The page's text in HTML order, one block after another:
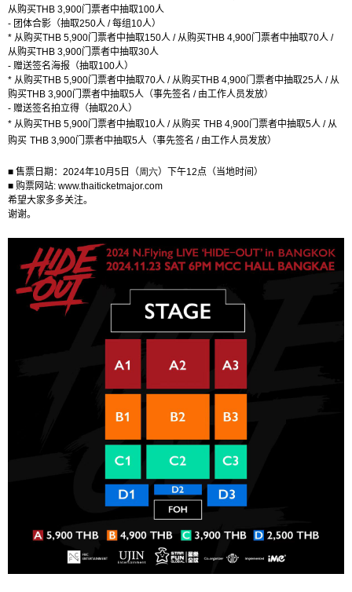
从购买THB 3,900门票者中抽取100人
- 团体合影（抽取250人 /每组 10人）
* 从购买THB 5,900门票者中抽取150人 /从购买THB 4,900门票者中抽取70人 /
从购买THB 3,900门票者中抽取30人
- 赠送签名海报（抽取100人）
* 从购买THB 5,900门票者中抽取70人 /从购买THB 4,900门票者中抽取25人 /从
购买THB 3,900门票者中抽取5人 （事先签名 / 由工作人员发放）
- 赠送签名拍立得（抽取20人）
* 从购买THB 5,900门票者中抽取10人 /从购买 THB 4,900门票者中抽取5人 /从
购买 THB 3,900门票者中抽取5人 （事先签名 / 由工作人员发放）
■ 售票日期： 2024年10月 5 日（周六）下午12点（当地时间）
■ 购票网站: www.thaiticketmajor.com
希望大家多多关注。
谢谢。